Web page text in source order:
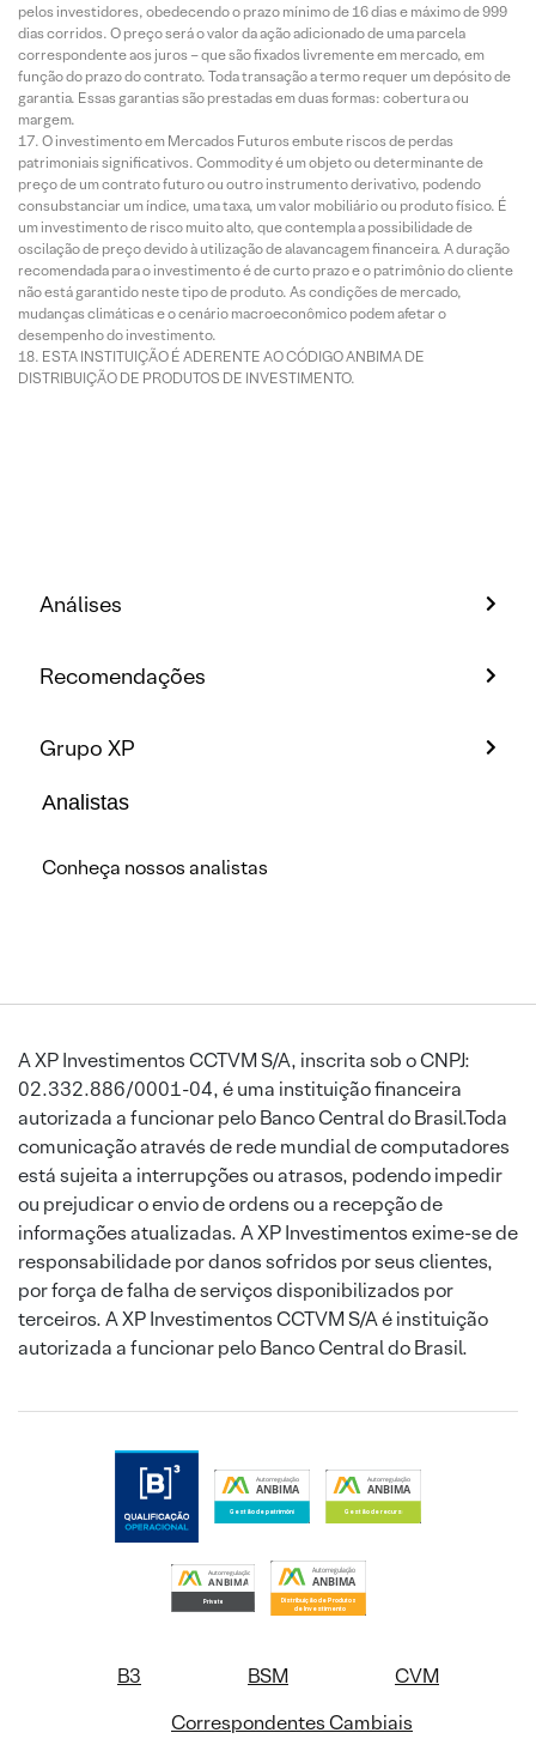
pelos investidores, obedecendo o prazo mínimo de 16 dias e máximo de 999
dias corridos. O preço será o valor da ação adicionado de uma parcela
correspondente aos juros – que são fixados livremente em mercado, em
função do prazo do contrato. Toda transação a termo requer um depósito de
garantia. Essas garantias são prestadas em duas formas: cobertura ou
margem.
O investimento em Mercados Futuros embute riscos de perdas
patrimoniais significativos. Commodity é um objeto ou determinante de
preço de um contrato futuro ou outro instrumento derivativo, podendo
consubstanciar um índice, uma taxa, um valor mobiliário ou produto físico. É
um investimento de risco muito alto, que contempla a possibilidade de
oscilação de preço devido à utilização de alavancagem financeira. A duração
recomendada para o investimento é de curto prazo e o patrimônio do cliente
não está garantido neste tipo de produto. As condições de mercado,
mudanças climáticas e o cenário macroeconômico podem afetar o
desempenho do investimento.
ESTA INSTITUIÇÃO É ADERENTE AO CÓDIGO ANBIMA DE
DISTRIBUIÇÃO DE PRODUTOS DE INVESTIMENTO.
Análises
Recomendações
Grupo XP
Analistas
Conheça nossos analistas
A XP Investimentos CCTVM S/A, inscrita sob o CNPJ:
02.332.886/0001-04, é uma instituição financeira
autorizada a funcionar pelo Banco Central do Brasil.Toda
comunicação através de rede mundial de computadores
está sujeita a interrupções ou atrasos, podendo impedir
ou prejudicar o envio de ordens ou a recepção de
informações atualizadas. A XP Investimentos exime-se de
responsabilidade por danos sofridos por seus clientes,
por força de falha de serviços disponibilizados por
terceiros. A XP Investimentos CCTVM S/A é instituição
autorizada a funcionar pelo Banco Central do Brasil.
B3 BSM
CVM
Correspondentes Cambiais